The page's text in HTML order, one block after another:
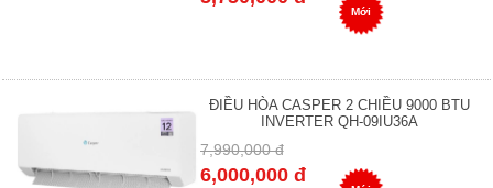
Mới
ĐIỀU HÒA CASPER 2 CHIỀU 9000 BTU
INVERTER QH-09IU36A
7,990,000 đ
6,000,000 đ